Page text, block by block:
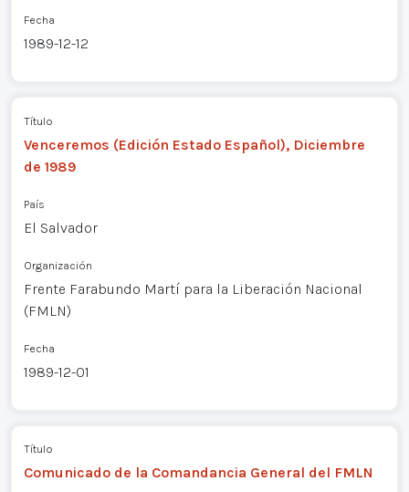
Fecha
1989-12-12
Título
Venceremos (Edición Estado Español), Diciembre
de 1989
País
El Salvador
Organización
Frente Farabundo Martí para la Liberación Nacional
(FMLN)
Fecha
1989-12-01
Título
Comunicado de la Comandancia General del FMLN